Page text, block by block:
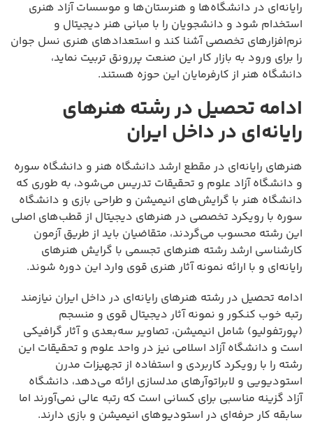
رایانه‌ای در دانشگاه‌ها و هنرستان‌ها و موسسات آزاد هنری
استخدام شود و دانشجویان را با مبانی هنر دیجیتال و
نرم‌افزارهای تخصصی آشنا کند و استعدادهای هنری نسل جوان
را برای ورود به بازار کار این صنعت پررونق تربیت نماید،
دانشگاه هنر از کارفرمایان این حوزه هستند.
ادامه تحصیل در رشته هنرهای
رایانه‌ای در داخل ایران
هنرهای رایانه‌ای در مقطع ارشد دانشگاه هنر و دانشگاه سوره
و دانشگاه آزاد علوم و تحقیقات تدریس می‌شود، به طوری که
دانشگاه هنر با گرایش‌های انیمیشن و طراحی بازی و دانشگاه
سوره با رویکرد تخصصی در هنرهای دیجیتال از قطب‌های اصلی
این رشته محسوب می‌گردند، متقاضیان باید از طریق آزمون
کارشناسی ارشد رشته هنرهای تجسمی با گرایش هنرهای
رایانه‌ای و با ارائه نمونه آثار هنری قوی وارد این دوره شوند.
ادامه تحصیل در رشته هنرهای رایانه‌ای در داخل ایران نیازمند
رتبه خوب کنکور و نمونه آثار دیجیتال قوی و منسجم
(پورتفولیو) شامل انیمیشن، تصاویر سه‌بعدی و آثار گرافیکی
است و دانشگاه آزاد اسلامی نیز در واحد علوم و تحقیقات این
رشته را با رویکرد کاربردی و استفاده از تجهیزات مدرن
استودیویی و لابراتوآرهای مدلسازی ارائه می‌دهد، دانشگاه
آزاد گزینه مناسبی برای کسانی است که رتبه عالی نمی‌آورند اما
سابقه کار حرفه‌ای در استودیوهای انیمیشن و بازی دارند.